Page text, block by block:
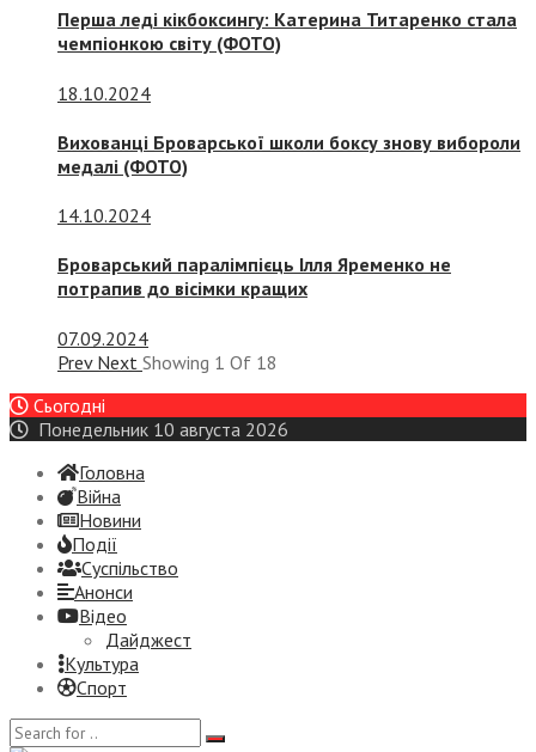
Перша леді кікбоксингу: Катерина Титаренко стала
чемпіонкою світу (ФОТО)
18.10.2024
Вихованці Броварської школи боксу знову вибороли
медалі (ФОТО)
14.10.2024
Броварський паралімпієць Ілля Яременко не
потрапив до вісімки кращих
07.09.2024
Prev Next Showing 1 Of 18
Сьогодні
Понедельник 10 августа 2026
Головна
Війна
Новини
Події
Суспiльство
Анонси
Відео
Дайджест
Культура
Спорт